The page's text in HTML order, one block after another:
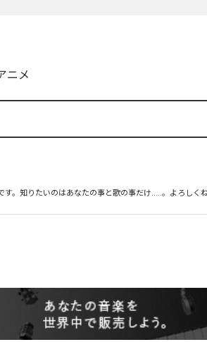
ニメ
す。知りたいのはあなたの事と歌の事だけ.....。よろしく